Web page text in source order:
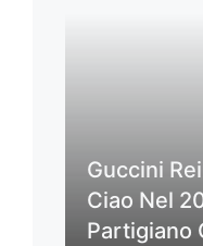
Guccini
Ciao Nel
Partigiano